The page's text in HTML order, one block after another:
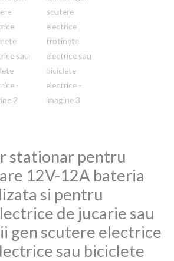
stationar pentru
12V-12A bateria
si pentru
de jucarie sau
gen scutere electrice
sau biciclete